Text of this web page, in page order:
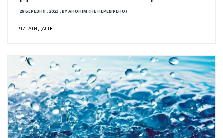
29 БЕРЕЗНЯ , 2023 ,BYАНОНІМ (НЕ ПЕРЕВІРЕНО)
ЧИТАТИ ДАЛІ